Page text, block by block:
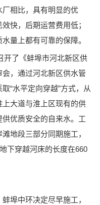
相比，具有明显的优
快，后期运营费用低；
量上都有可靠的保障。
开了《蚌埠市河北新区供
，通过河北新区供水管
“水平定向穿越”方式，从
大道与淮上区现有的供
优质安全的自来水。工
地段三部分同期施工，
下穿越河床的长度在660
埠中环决定尽早施工，